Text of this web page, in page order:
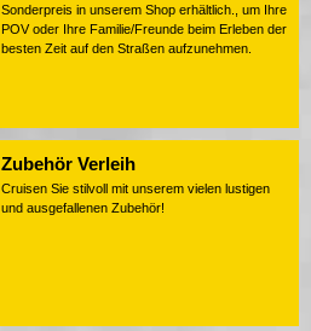
Sonderpreis in unserem Shop erhältlich., um Ihre
POV oder Ihre Familie/Freunde beim Erleben der
besten Zeit auf den Straßen aufzunehmen.
Zubehör Verleih
Cruisen Sie stilvoll mit unserem vielen lustigen
und ausgefallenen Zubehör!